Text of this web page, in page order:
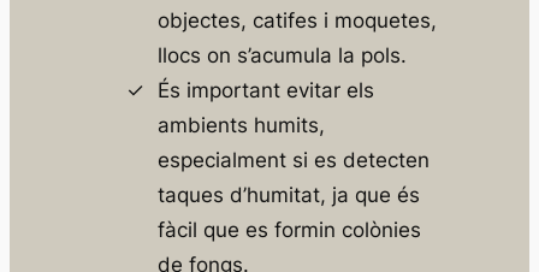
objectes, catifes i moquetes,
llocs on s’acumula la pols.
És important evitar els
ambients humits,
especialment si es detecten
taques d’humitat, ja que és
fàcil que es formin colònies
de fongs.